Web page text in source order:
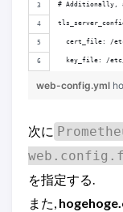
# Additionally,
cert_file: /
key_file: /
web-config.yml
次に
を指定する.
また,